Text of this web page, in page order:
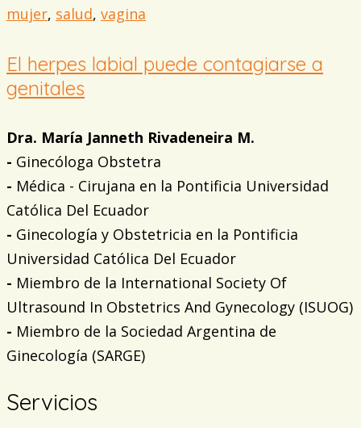
mujer, salud, vagina
El herpes labial puede contagiarse a
genitales
Dra. María Janneth Rivadeneira M.
- Ginecóloga Obstetra
- Médica - Cirujana en la Pontificia Universidad
Católica Del Ecuador
- Ginecología y Obstetricia en la Pontificia
Universidad Católica Del Ecuador
- Miembro de la International Society Of
Ultrasound In Obstetrics And Gynecology (ISUOG)
- Miembro de la Sociedad Argentina de
Ginecología (SARGE)
Servicios